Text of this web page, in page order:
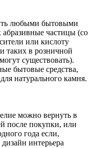
любыми бытовыми
частицы (со
или кислоту
таких в розничной
существовать).
бытовые средства,
натурального камня.
можно вернуть в
после покупки, или
года если,
интерьера